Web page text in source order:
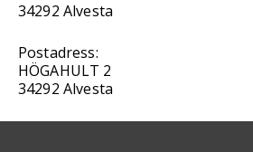
34292 Alvesta
Postadress:
HÖGAHULT 2
34292 Alvesta